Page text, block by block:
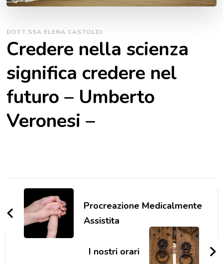
DOTT.SSA ELENA CASTOLDI
Credere nella scienza
significa credere nel
futuro – Umberto
Veronesi –
Navigazione
articoli
Procreazione Medicalmente
Assistita
I nostri orari